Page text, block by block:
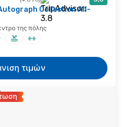
Collection All-
της πόλης
τιμών